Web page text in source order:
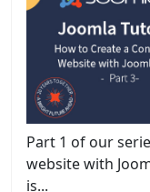
Part 1 of our
website with
is...